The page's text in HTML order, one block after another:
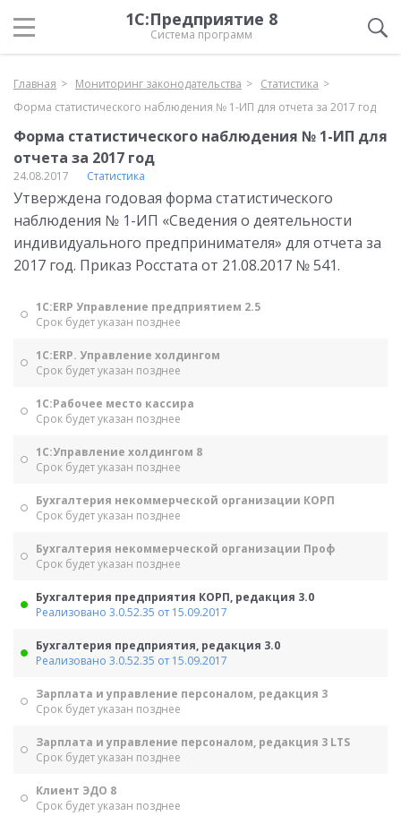
1С:Предприятие 8
Система программ
Главная Мониторинг законодательства
Статистика
Форма статистического наблюдения № 1-ИП для отчета за 2017 год
Форма статистического наблюдения № 1-ИП для
отчета за 2017 год
24.08.2017 Статистика
Утверждена годовая форма статистического
наблюдения № 1-ИП «Сведения о деятельности
индивидуального предпринимателя» для отчета за
2017 год. Приказ Росстата от 21.08.2017 № 541.
1С:ERP Управление предприятием 2.5
Срок будет указан позднее
1С:ERP. Управление холдингом
Срок будет указан позднее
1С:Рабочее место кассира
Срок будет указан позднее
1С:Управление холдингом 8
Срок будет указан позднее
Бухгалтерия некоммерческой организации КОРП
Срок будет указан позднее
Бухгалтерия некоммерческой организации Проф
Срок будет указан позднее
Бухгалтерия предприятия КОРП, редакция 3.0
Реализовано 3.0.52.35 от 15.09.2017
Бухгалтерия предприятия, редакция 3.0
Реализовано 3.0.52.35 от 15.09.2017
Зарплата и управление персоналом, редакция 3
Срок будет указан позднее
Зарплата и управление персоналом, редакция 3 LTS
Срок будет указан позднее
Клиент ЭДО 8
Срок будет указан позднее